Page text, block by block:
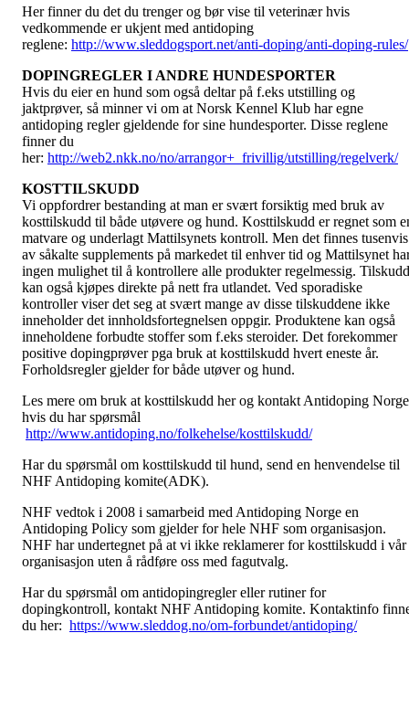
Her finner du det du trenger og bør vise til veterinær hvis
vedkommende er ukjent med antidoping
reglene: http://www.sleddogsport.net/anti-doping/anti-doping-rules/
DOPINGREGLER I ANDRE HUNDESPORTER
Hvis du eier en hund som også deltar på f.eks utstilling og
jaktprøver, så minner vi om at Norsk Kennel Klub har egne
antidoping regler gjeldende for sine hundesporter. Disse reglene
finner du
her: http://web2.nkk.no/no/arrangor+_frivillig/utstilling/regelverk/
KOSTTILSKUDD
Vi oppfordrer bestanding at man er svært forsiktig med bruk av
kosttilskudd til både utøvere og hund. Kosttilskudd er regnet som
matvare og underlagt Mattilsynets kontroll. Men det finnes tusenvis
av såkalte supplements på markedet til enhver tid og Mattilsynet
ingen mulighet til å kontrollere alle produkter regelmessig. Tilskudd
kan også kjøpes direkte på nett fra utlandet. Ved sporadiske
kontroller viser det seg at svært mange av disse tilskuddene ikke
inneholder det innholdsfortegnelsen oppgir. Produktene kan også
inneholdene forbudte stoffer som f.eks steroider. Det forekommer
positive dopingprøver pga bruk at kosttilskudd hvert eneste år.
Forholdsregler gjelder for både utøver og hund.
Les mere om bruk at kosttilskudd her og kontakt Antidoping Norge
hvis du har spørsmål
http://www.antidoping.no/folkehelse/kosttilskudd/
Har du spørsmål om kosttilskudd til hund, send en henvendelse til
NHF Antidoping komite(ADK).
NHF vedtok i 2008 i samarbeid med Antidoping Norge en
Antidoping Policy som gjelder for hele NHF som organisasjon.
NHF har undertegnet på at vi ikke reklamerer for kosttilskudd i vår
organisasjon uten å rådføre oss med fagutvalg.
Har du spørsmål om antidopingregler eller rutiner for
dopingkontroll, kontakt NHF Antidoping komite. Kontaktinfo
du her: https://www.sleddog.no/om-forbundet/antidoping/